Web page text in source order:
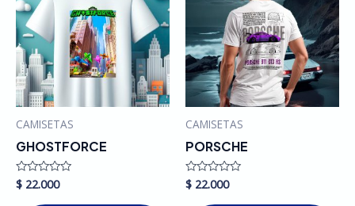
CAMISETAS
GHOSTFORCE
Valorado
en
$ 22.000
CAMISETAS
PORSCHE
Valorado
en
$ 22.000